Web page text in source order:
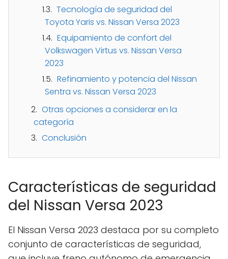
Tecnología de seguridad del
Toyota Yaris vs. Nissan Versa 2023
Equipamiento de confort del
Volkswagen Virtus vs. Nissan Versa
2023
Refinamiento y potencia del Nissan
Sentra vs. Nissan Versa 2023
Otras opciones a considerar en la
categoría
Conclusión
Características de seguridad
del Nissan Versa 2023
El Nissan Versa 2023 destaca por su completo
conjunto de características de seguridad,